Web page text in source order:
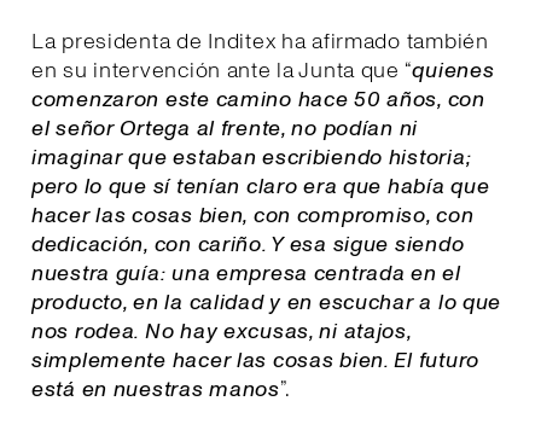
La presidenta de Inditex ha afirmado también
en su intervención ante la Junta que “quienes
comenzaron este camino hace 50 años, con
el señor Ortega al frente, no podían ni
imaginar que estaban escribiendo historia;
pero lo que sí tenían claro era que había que
hacer las cosas bien, con compromiso, con
dedicación, con cariño. Y esa sigue siendo
nuestra guía: una empresa centrada en el
producto, en la calidad y en escuchar a lo que
nos rodea. No hay excusas, ni atajos,
simplemente hacer las cosas bien. El futuro
está en nuestras manos”.